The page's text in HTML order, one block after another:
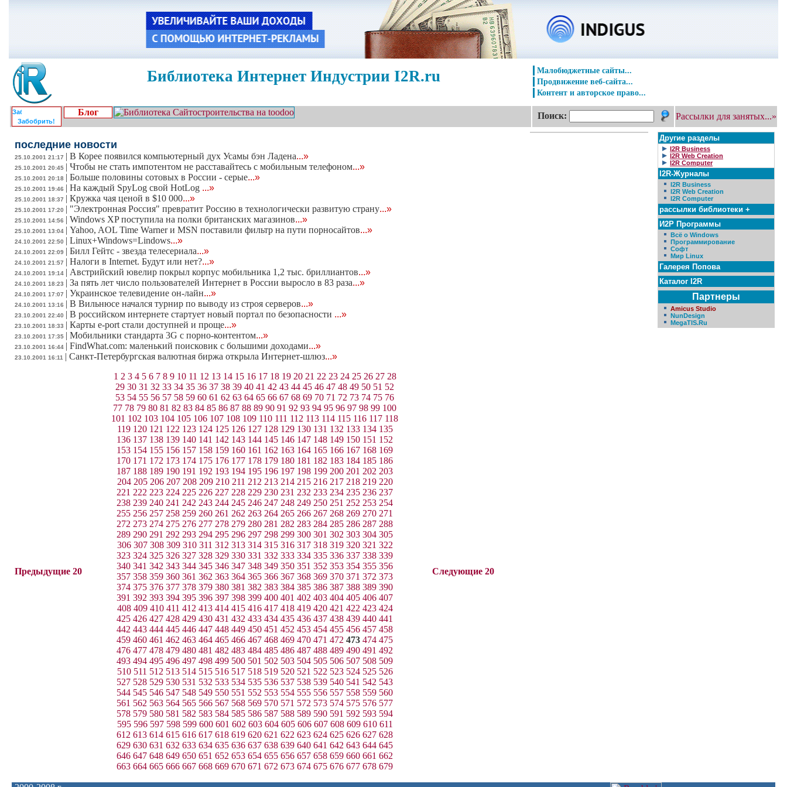
Библиотека Интернет Индустрии I2R.ru
Малобюджетные сайты...
Продвижение веб-сайта...
Контент и авторское право...
Забобрить!
Блог Поиск: Рассылки для занятых...»
последние новости
25.10.2001 21:17 | В Корее появился компьютерный дух Усамы бэн Ладена...»
25.10.2001 20:45 | Чтобы не стать импотентом не расставайтесь с мобильным телефоном...»
25.10.2001 20:18 | Больше половины сотовых в России - серые...»
25.10.2001 19:46 | На каждый SpyLog свой HotLog ...»
25.10.2001 18:37 | Кружка чая ценой в $10 000...»
25.10.2001 17:20 | "Электронная Россия" превратит Россию в технологически развитую страну...»
25.10.2001 14:56 | Windows XP поступила на полки британских магазинов...»
25.10.2001 13:04 | Yahoo, AOL Time Warner и MSN поставили фильтр на пути порносайтов...»
24.10.2001 22:50 | Linux+Windows=Lindows...»
24.10.2001 22:09 | Билл Гейтс - звезда телесериала...»
24.10.2001 21:57 | Налоги в Internet. Будут или нет?...»
24.10.2001 19:14 | Австрийский ювелир покрыл корпус мобильника 1,2 тыс. бриллиантов...»
24.10.2001 18:23 | За пять лет число пользователей Интернет в России выросло в 83 раза...»
24.10.2001 17:07 | Украинское телевидение он-лайн...»
24.10.2001 13:16 | В Вильнюсе начался турнир по выводу из строя серверов...»
23.10.2001 22:40 | В российском интернете стартует новый портал по безопасности ...»
23.10.2001 18:33 | Карты e-port стали доступней и проще...»
23.10.2001 17:35 | Мобильники стандарта 3G с порно-контентом...»
23.10.2001 16:44 | FindWhat.com: маленький поисковик с большими доходами...»
23.10.2001 16:11 | Санкт-Петербургская валютная биржа открыла Интернет-шлюз...»
Предыдущие 20
1 2 3 4 5 6 7 8 9 10 11 12 13 14 15 16 17 18 19 20 21 22 23 24 25 26 27 28
29 30 31 32 33 34 35 36 37 38 39 40 41 42 43 44 45 46 47 48 49 50 51 52
53 54 55 56 57 58 59 60 61 62 63 64 65 66 67 68 69 70 71 72 73 74 75 76
77 78 79 80 81 82 83 84 85 86 87 88 89 90 91 92 93 94 95 96 97 98 99 100
101 102 103 104 105 106 107 108 109 110 111 112 113 114 115 116 117 118
119 120 121 122 123 124 125 126 127 128 129 130 131 132 133 134 135
136 137 138 139 140 141 142 143 144 145 146 147 148 149 150 151 152
153 154 155 156 157 158 159 160 161 162 163 164 165 166 167 168 169
170 171 172 173 174 175 176 177 178 179 180 181 182 183 184 185 186
187 188 189 190 191 192 193 194 195 196 197 198 199 200 201 202 203
204 205 206 207 208 209 210 211 212 213 214 215 216 217 218 219 220
221 222 223 224 225 226 227 228 229 230 231 232 233 234 235 236 237
238 239 240 241 242 243 244 245 246 247 248 249 250 251 252 253 254
255 256 257 258 259 260 261 262 263 264 265 266 267 268 269 270 271
272 273 274 275 276 277 278 279 280 281 282 283 284 285 286 287 288
289 290 291 292 293 294 295 296 297 298 299 300 301 302 303 304 305
306 307 308 309 310 311 312 313 314 315 316 317 318 319 320 321 322
323 324 325 326 327 328 329 330 331 332 333 334 335 336 337 338 339
340 341 342 343 344 345 346 347 348 349 350 351 352 353 354 355 356
357 358 359 360 361 362 363 364 365 366 367 368 369 370 371 372 373
374 375 376 377 378 379 380 381 382 383 384 385 386 387 388 389 390
391 392 393 394 395 396 397 398 399 400 401 402 403 404 405 406 407
408 409 410 411 412 413 414 415 416 417 418 419 420 421 422 423 424
425 426 427 428 429 430 431 432 433 434 435 436 437 438 439 440 441
442 443 444 445 446 447 448 449 450 451 452 453 454 455 456 457 458
459 460 461 462 463 464 465 466 467 468 469 470 471 472 473 474 475
476 477 478 479 480 481 482 483 484 485 486 487 488 489 490 491 492
493 494 495 496 497 498 499 500 501 502 503 504 505 506 507 508 509
510 511 512 513 514 515 516 517 518 519 520 521 522 523 524 525 526
527 528 529 530 531 532 533 534 535 536 537 538 539 540 541 542 543
544 545 546 547 548 549 550 551 552 553 554 555 556 557 558 559 560
561 562 563 564 565 566 567 568 569 570 571 572 573 574 575 576 577
578 579 580 581 582 583 584 585 586 587 588 589 590 591 592 593 594
595 596 597 598 599 600 601 602 603 604 605 606 607 608 609 610 611
612 613 614 615 616 617 618 619 620 621 622 623 624 625 626 627 628
629 630 631 632 633 634 635 636 637 638 639 640 641 642 643 644 645
646 647 648 649 650 651 652 653 654 655 656 657 658 659 660 661 662
663 664 665 666 667 668 669 670 671 672 673 674 675 676 677 678 679
Следующие 20
Другие разделы
I2R Business
I2R Web Creation
I2R Computer
I2R-Журналы
I2R Business
I2R Web Creation
I2R Computer
рассылки библиотеки +
И2Р Программы
Всё о Windows
Программирование
Софт
Мир Linux
Галерея Попова
Каталог I2R
Партнеры
Amicus Studio
NunDesign
MegaTIS.Ru